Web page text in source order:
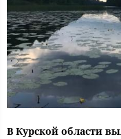
В Курской области